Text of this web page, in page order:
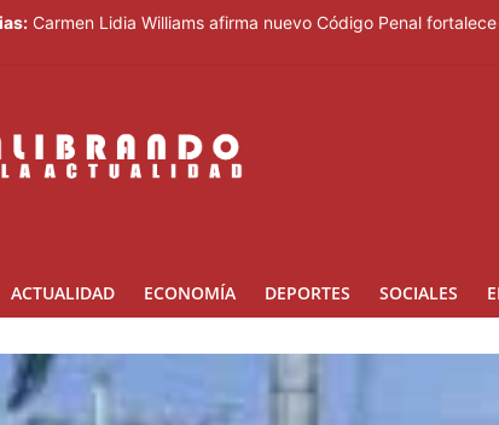
Carmen Lidia Williams afirma nuevo Código Penal
ACTUALIDAD ECONOMÍA DEPORTES SOCIALES